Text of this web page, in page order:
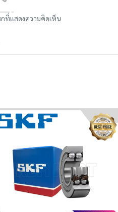
ที่แสดงความคิดเห็น